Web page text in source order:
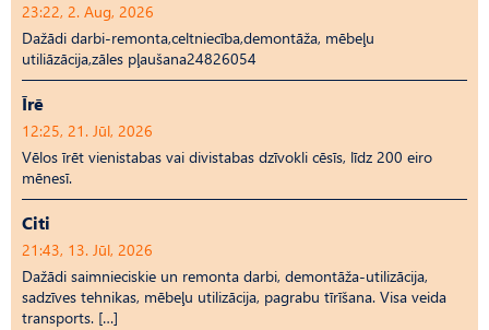
23:22, 2. Aug, 2026
Dažādi darbi-remonta,celtniecība,demontāža, mēbeļu
utiliāzācija,zāles pļaušana24826054
Īrē
12:25, 21. Jūl, 2026
Vēlos īrēt vienistabas vai divistabas dzīvokli cēsīs, līdz 200 eiro
mēnesī.
Citi
21:43, 13. Jūl, 2026
Dažādi saimnieciskie un remonta darbi, demontāža-utilizācija,
sadzīves tehnikas, mēbeļu utilizācija, pagrabu tīrīšana. Visa veida
transports. […]